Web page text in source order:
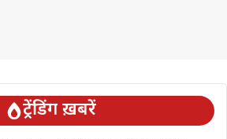
ट्रेंडिंग ख़बरें